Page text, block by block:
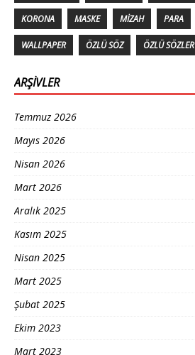
KORONA MASKE MIZAH PARA
WALLPAPER ÖZLÜ SÖZ ÖZLÜ SÖZLER
ARŞIVLER
Temmuz 2026
Mayıs 2026
Nisan 2026
Mart 2026
Aralık 2025
Kasım 2025
Nisan 2025
Mart 2025
Şubat 2025
Ekim 2023
Mart 2023